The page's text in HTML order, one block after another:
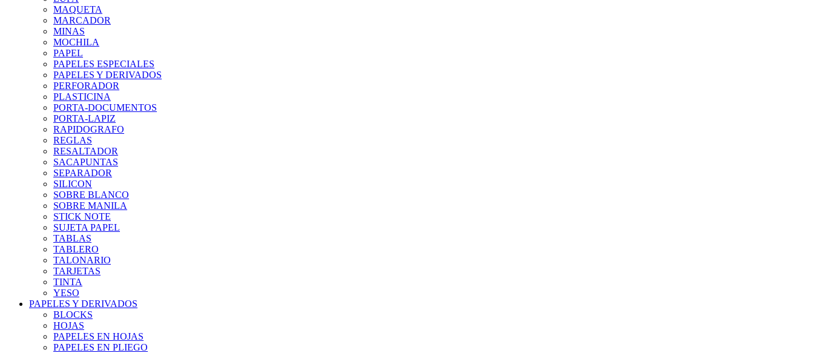
MAQUETA
MARCADOR
MINAS
MOCHILA
PAPEL
PAPELES ESPECIALES
PAPELES Y DERIVADOS
PERFORADOR
PLASTICINA
PORTA-DOCUMENTOS
PORTA-LAPIZ
RAPIDOGRAFO
REGLAS
RESALTADOR
SACAPUNTAS
SEPARADOR
SILICON
SOBRE BLANCO
SOBRE MANILA
STICK NOTE
SUJETA PAPEL
TABLAS
TABLERO
TALONARIO
TARJETAS
TINTA
YESO
PAPELES Y DERIVADOS
BLOCKS
HOJAS
PAPELES EN HOJAS
PAPELES EN PLIEGO